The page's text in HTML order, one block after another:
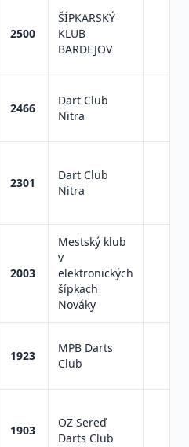
2500
ŠÍPKARSKÝ
KLUB
BARDEJOV
2466
Dart Club
Nitra
2301
Dart Club
Nitra
2003
Mestský klub
v
elektronických
šípkach
Nováky
1923
MPB Darts
Club
1903
OZ Sereď
Darts Club